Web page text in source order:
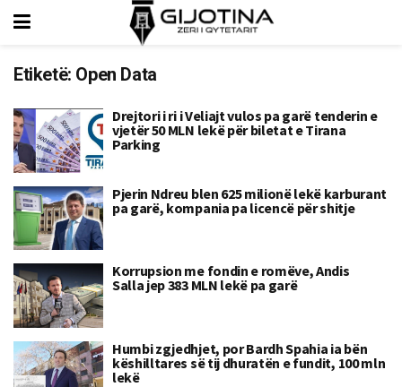
Etiketë: Open Data
Drejtori i ri i Veliajt vulos pa garë tenderin e
vjetër 50 MLN lekë për biletat e Tirana
Parking
Pjerin Ndreu blen 625 milionë lekë karburant
pa garë, kompania pa licencë për shitje
Korrupsion me fondin e romëve, Andis
Salla jep 383 MLN lekë pa garë
Humbi zgjedhjet, por Bardh Spahia ia bën
këshilltares së tij dhuratën e fundit, 100 mln
lekë